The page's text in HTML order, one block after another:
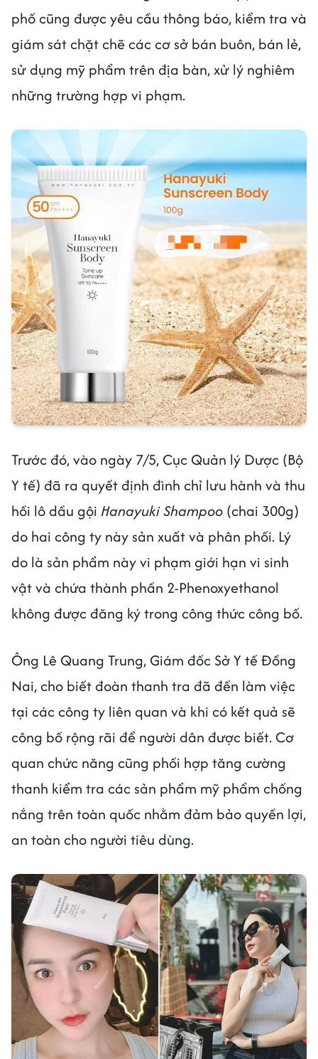
phố cũng được yêu cầu thông báo, kiểm tra và
giám sát chặt chẽ các cơ sở bán buôn, bán lẻ,
sử dụng mỹ phẩm trên địa bàn, xử lý nghiêm
những trường hợp vi phạm.
Trước đó, vào ngày 7/5, Cục Quản lý Dược (Bộ
Y tế) đã ra quyết định đình chỉ lưu hành và thu
hồi lô dầu gội Hanayuki Shampoo (chai 300g)
do hai công ty này sản xuất và phân phối. Lý
do là sản phẩm này vi phạm giới hạn vi sinh
vật và chứa thành phần 2-Phenoxyethanol
không được đăng ký trong công thức công bố.
Ông Lê Quang Trung, Giám đốc Sở Y tế Đồng
Nai, cho biết đoàn thanh tra đã đến làm việc
tại các công ty liên quan và khi có kết quả sẽ
công bố rộng rãi để người dân được biết. Cơ
quan chức năng cũng phối hợp tăng cường
thanh kiểm tra các sản phẩm mỹ phẩm chống
nắng trên toàn quốc nhằm đảm bảo quyền lợi,
an toàn cho người tiêu dùng.